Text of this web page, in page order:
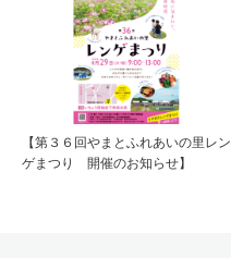
【第３６回やまとふれあいの里レン
ゲまつり 開催のお知らせ】